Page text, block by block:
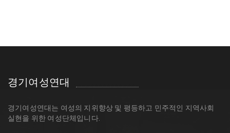
경기여성연대
경기여성연대는 여성의 지위향상 및 평등하고 민주적인 지역사회
실현을 위한 여성단체입니다.